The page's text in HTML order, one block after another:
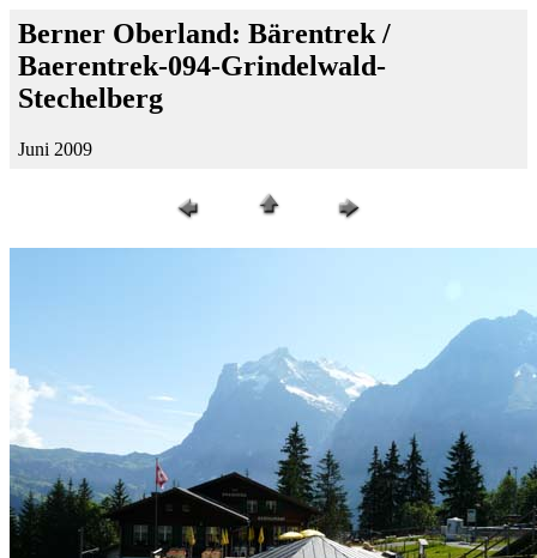
Berner Oberland: Bärentrek /
Baerentrek-094-Grindelwald-
Stechelberg
Juni 2009